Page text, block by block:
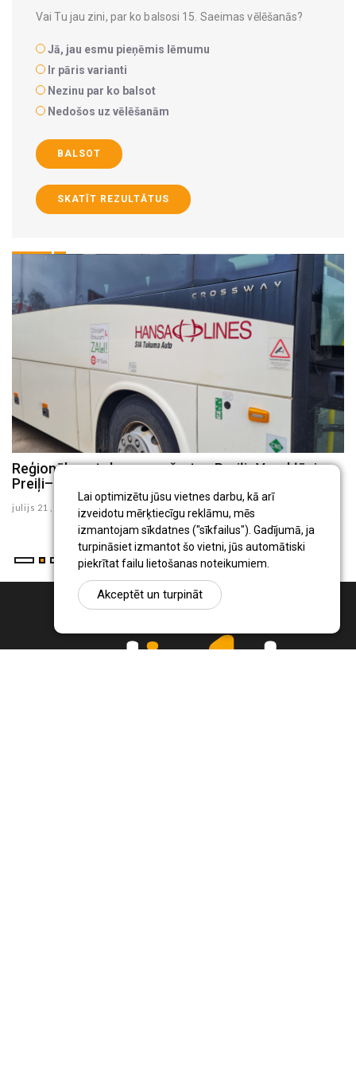
Lai optimizētu jūsu vietnes darbu, kā arī
izveidotu mērķtiecīgu reklāmu, mēs
izmantojam sīkdatnes ("sīkfailus"). Gadījumā, ja
turpināsiet izmantot šo vietni, jūs automātiski
piekrītat failu lietošanas noteikumiem.
Akceptēt un turpināt
Vai Tu jau zini, par ko balsosi 15. Saeimas vēlēšanās?
Jā, jau esmu pieņēmis lēmumu
Ir pāris varianti
Nezinu par ko balsot
Nedošos uz vēlēšanām
BALSOT
SKATĪT REZULTĀTUS
Reģionālo autobusu maršrutos Preiļi–Varakļāni un
Preiļi–Rudzāti no augusta būs izmaiņas
julijs 21 , 2026